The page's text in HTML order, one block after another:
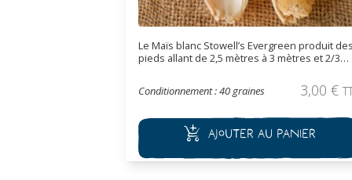
Le Maïs blanc Stowell’s Evergreen produit des
pieds allant de 2,5 mètres à 3 mètres et 2/3
grains sont très sucrés avec une saveur
délicate typique d’un maïs doux traditionnel.
Conditionnement : 40 graines 3,00 €
Ajouter au panier